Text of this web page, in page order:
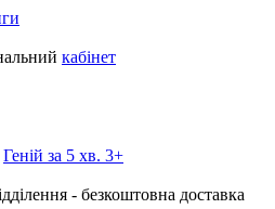
кабінет
Геній за 5 хв. 3+
- безкоштовна доставка